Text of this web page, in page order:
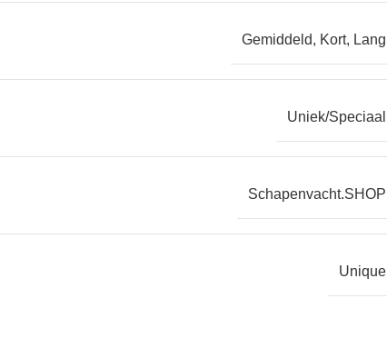
Gemiddeld, Kort, Lang
Uniek/Speciaal
Schapenvacht.SHOP
Unique